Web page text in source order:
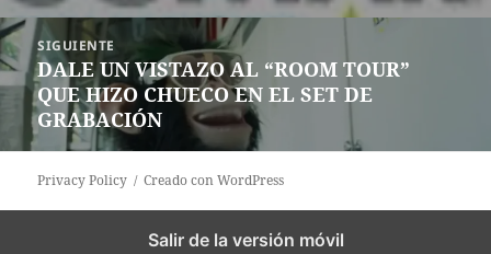
SIGUIENTE
Siguiente
entrada:
DALE UN VISTAZO AL “ROOM TOUR”
QUE HIZO CHUECO EN EL SET DE
GRABACIÓN
Privacy Policy Creado con WordPress
Salir de la versión móvil